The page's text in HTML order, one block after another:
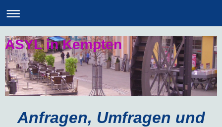
ASYL in Kempten
Anfragen, Umfragen und